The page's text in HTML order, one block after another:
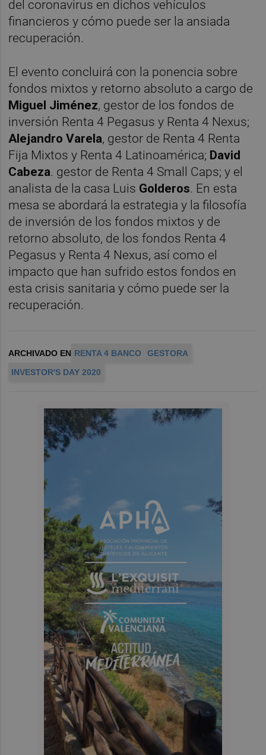
del coronavirus en dichos vehículos
financieros y cómo puede ser la ansiada
recuperación.
El evento concluirá con la ponencia sobre
fondos mixtos y retorno absoluto a cargo de
Miguel Jiménez, gestor de los fondos de
inversión Renta 4 Pegasus y Renta 4 Nexus;
Alejandro Varela, gestor de Renta 4 Renta
Fija Mixtos y Renta 4 Latinoamérica; David
Cabeza. gestor de Renta 4 Small Caps; y el
analista de la casa Luis Golderos. En esta
mesa se abordará la estrategia y la filosofía
de inversión de los fondos mixtos y de
retorno absoluto, de los fondos Renta 4
Pegasus y Renta 4 Nexus, así como el
impacto que han sufrido estos fondos en
esta crisis sanitaria y cómo puede ser la
recuperación.
ARCHIVADO EN RENTA 4 BANCO
GESTORA
INVESTOR'S DAY 2020